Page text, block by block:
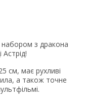
набором з дракона
см, має рухливі
а також точне